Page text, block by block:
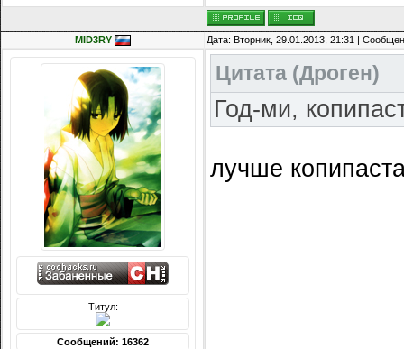
MID3RY Дата: Вторник, 29.01.2013, 21:31 |
Титул:
Сообщений: 16362
Цитата (Дроген)
Год-ми,
лучше